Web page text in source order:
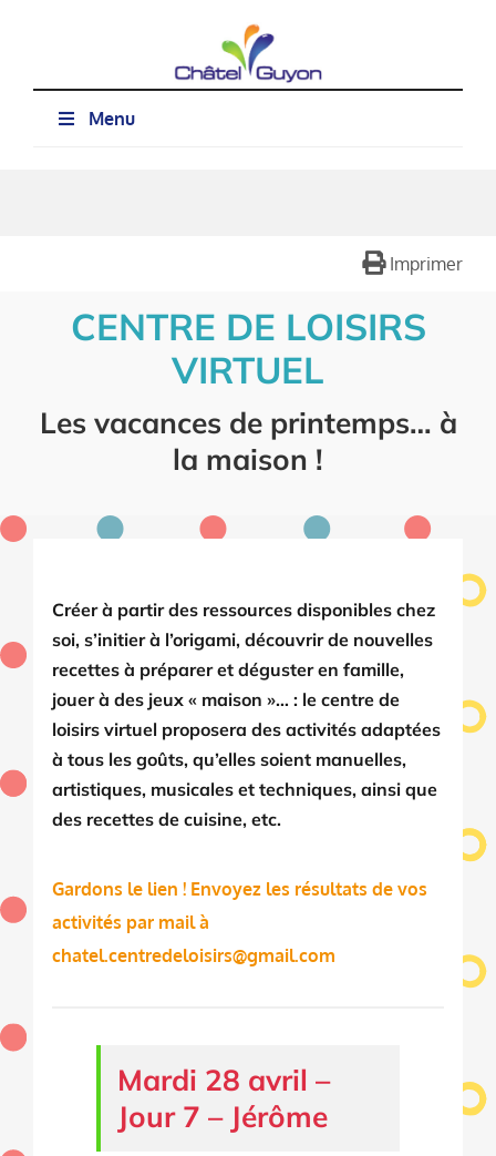
Menu
Imprimer
CENTRE DE LOISIRS
VIRTUEL
Les vacances de printemps… à
la maison !
Créer à partir des ressources disponibles chez
soi, s’initier à l’origami, découvrir de nouvelles
recettes à préparer et déguster en famille,
jouer à des jeux « maison »… : le centre de
loisirs virtuel proposera des activités adaptées
à tous les goûts, qu’elles soient manuelles,
artistiques, musicales et techniques, ainsi que
des recettes de cuisine, etc.
Gardons le lien ! Envoyez les résultats de vos
activités par mail à
chatel.centredeloisirs@gmail.com
Mardi 28 avril –
Jour 7 – Jérôme